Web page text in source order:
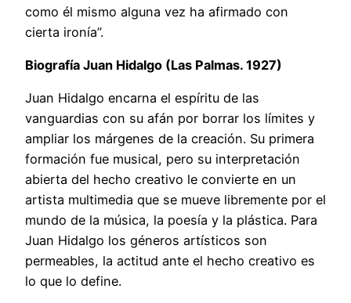
como él mismo alguna vez ha afirmado con
cierta ironía”.
Biografía Juan Hidalgo (Las Palmas. 1927)
Juan Hidalgo encarna el espíritu de las
vanguardias con su afán por borrar los límites y
ampliar los márgenes de la creación. Su primera
formación fue musical, pero su interpretación
abierta del hecho creativo le convierte en un
artista multimedia que se mueve libremente por el
mundo de la música, la poesía y la plástica. Para
Juan Hidalgo los géneros artísticos son
permeables, la actitud ante el hecho creativo es
lo que lo define.